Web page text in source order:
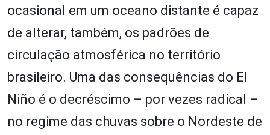
ocasional em um oceano distante é capaz
de alterar, também, os padrões de
circulação atmosférica no território
brasileiro. Uma das consequências do El
Niño é o decréscimo – por vezes radical –
no regime das chuvas sobre o Nordeste de